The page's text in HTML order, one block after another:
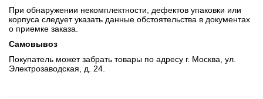
При обнаружении некомплектности, дефектов упаковки или
корпуса следует указать данные обстоятельства в документах
о приемке заказа.
Самовывоз
Покупатель может забрать товары по адресу г. Москва, ул.
Электрозаводская, д. 24.